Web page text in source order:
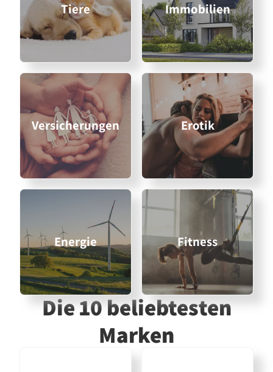
Tiere Immobilien
Versicherungen Erotik
Energie Fitness
Die 10 beliebtesten
Marken